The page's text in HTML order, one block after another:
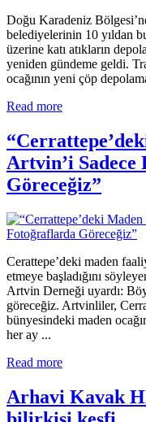
Doğu Karadeniz
belediyelerinin 10 yıldan
üzerine katı atıkların
yeniden gündeme geldi.
ocağının yeni çöp
Read more
Artvin’i
Göreceğiz”
Cerattepe’deki maden
etmeye başladığını
Artvin Derneği uyardı:
göreceğiz. Artvinliler,
bünyesindeki maden
her ay ...
Read more
Arhavi Kavak